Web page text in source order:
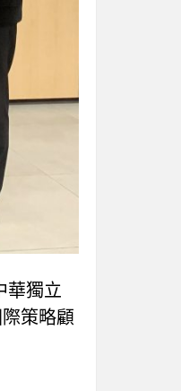
華獨立
策略顧